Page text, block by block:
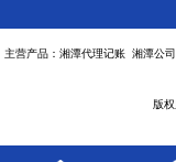
主营产品：湘潭代理记账 湘潭公
版